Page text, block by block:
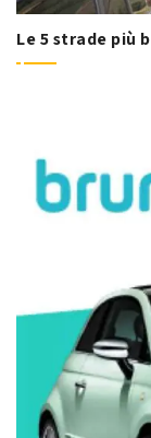
Le 5 strade più